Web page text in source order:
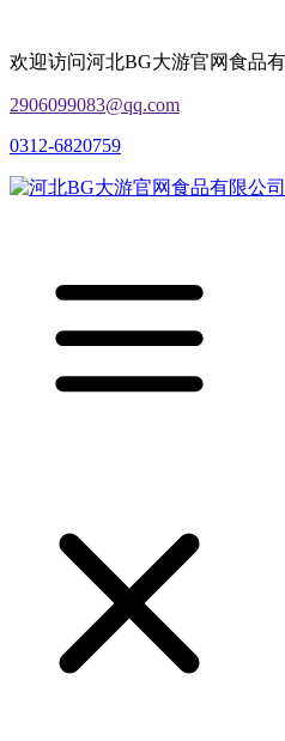
欢迎访问河北BG大游官网食品
2906099083@qq.com
0312-6820759